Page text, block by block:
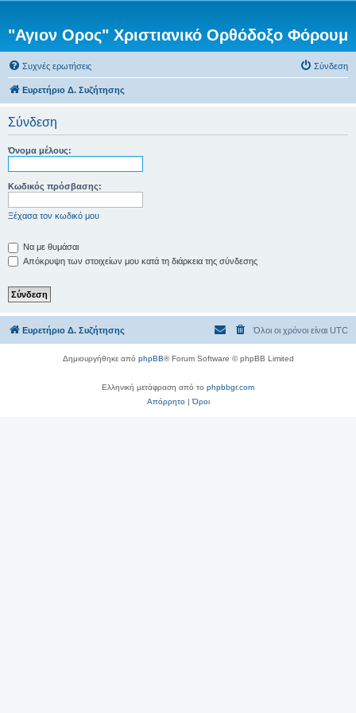
"Αγιον Ορος" Χριστιανικό Ορθόδοξο Φόρουμ
Συχνές ερωτήσεις Σύνδεση
Ευρετήριο Δ. Συζήτησης
Σύνδεση
Όνομα μέλους:
Κωδικός πρόσβασης:
Ξέχασα τον κωδικό μου
Να με θυμάσαι
Απόκρυψη των στοιχείων μου κατά τη διάρκεια της σύνδεσης
Ευρετήριο Δ. Συζήτησης Όλοι οι χρόνοι είναι UTC
Δημιουργήθηκε από phpBB® Forum Software © phpBB Limited
Ελληνική μετάφραση από το phpbbgr.com
Απόρρητο|Όροι